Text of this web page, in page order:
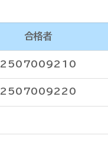
合格者
2507009210
2507009220